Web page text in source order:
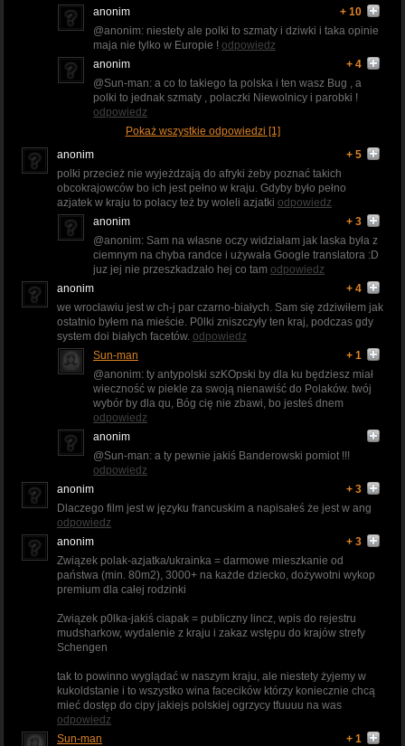
anonim
+ 10
@anonim: niestety ale polki to szmaty i dziwki i taka opinie
maja nie tylko w Europie ! odpowiedz
anonim
+ 4
@Sun-man: a co to takiego ta polska i ten wasz Bug , a
polki to jednak szmaty , polaczki Niewolnicy i parobki !
odpowiedz
Pokaż wszystkie odpowiedzi [1]
anonim
+ 5
polki przecież nie wyjeżdzają do afryki żeby poznać takich
obcokrajowców bo ich jest pełno w kraju. Gdyby było pełno
azjatek w kraju to polacy też by woleli azjatki odpowiedz
anonim
+ 3
@anonim: Sam na własne oczy widziałam jak laska była z
ciemnym na chyba randce i używała Google translatora :D
juz jej nie przeszkadzało hej co tam odpowiedz
anonim
+ 4
we wrocławiu jest w ch-j par czarno-białych. Sam się zdziwiłem jak
ostatnio byłem na mieście. P0lki zniszczyły ten kraj, podczas gdy
system doi białych facetów. odpowiedz
Sun-man
+ 1
@anonim: ty antypolski szKOpski by dla ku będziesz miał
wieczność w piekle za swoją nienawiść do Polaków. twój
wybór by dla qu, Bóg cię nie zbawi, bo jesteś dnem
odpowiedz
anonim
@Sun-man: a ty pewnie jakiś Banderowski pomiot !!!
odpowiedz
anonim
+ 3
Dlaczego film jest w języku francuskim a napisałeś że jest w ang
odpowiedz
anonim
+ 3
Związek polak-azjatka/ukrainka = darmowe mieszkanie od
państwa (min. 80m2), 3000+ na każde dziecko, dożywotni wykop
premium dla całej rodzinki
Związek p0lka-jakiś ciapak = publiczny lincz, wpis do rejestru
mudsharkow, wydalenie z kraju i zakaz wstępu do krajów strefy
Schengen
tak to powinno wyglądać w naszym kraju, ale niestety żyjemy w
kukoldstanie i to wszystko wina facecików którzy koniecznie chcą
mieć dostęp do cipy jakiejs polskiej ogrzycy tfuuuu na was
odpowiedz
Sun-man
+ 1